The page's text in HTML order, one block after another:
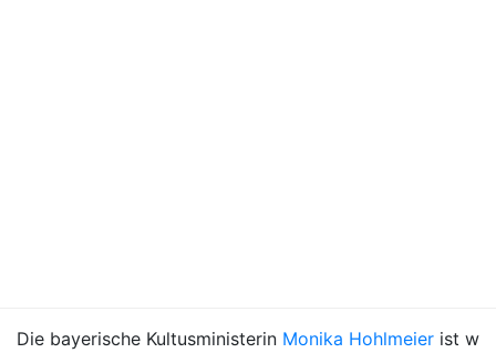
Die bayerische Kultusministerin Monika Hohlmeier ist w